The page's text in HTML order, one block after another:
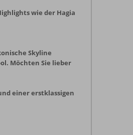
wie der Hagia
Skyline
Möchten Sie lieber
einer erstklassigen